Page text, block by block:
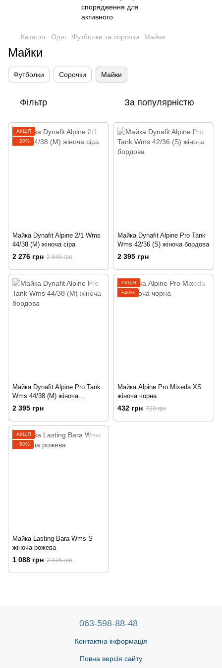
Каталог Одяг Футболки та сорочки Майки
Майки
Футболки Сорочки Майки
Фільтр За популярністю
АКЦІЯ
−20%
Майка Dynafit Alpine 2/1 Wms
44/38 (M) жіноча сіра
2 276 грн 2 845 грн
Майка Dynafit Alpine Pro Tank
Wms 42/36 (S) жіноча бордова
2 395 грн
Майка Dynafit Alpine Pro Tank
Wms 44/38 (M) жіноча
бордова
2 395 грн
АКЦІЯ
−40%
Майка Alpine Pro Mixeda XS
жіноча чорна
432 грн 720 грн
АКЦІЯ
−50%
Майка Lasting Bara Wms S
жіноча рожева
1 088 грн 2 175 грн
063-598-88-48
Контактна інформація
Повна версія сайту